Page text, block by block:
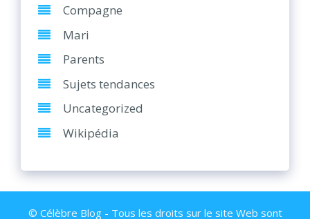
Compagne
Mari
Parents
Sujets tendances
Uncategorized
Wikipédia
© Célèbre Blog - Tous les droits sur le site Web sont